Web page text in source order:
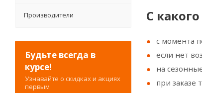
С
с момента
если нет
на
при заказе
Производители
Будьте всегда в
курсе!
Узнавайте о скидках и акциях
первым